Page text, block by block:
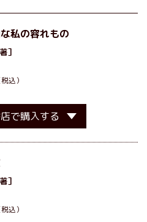
私の容れもの
］
込）
で購入する
］
込）